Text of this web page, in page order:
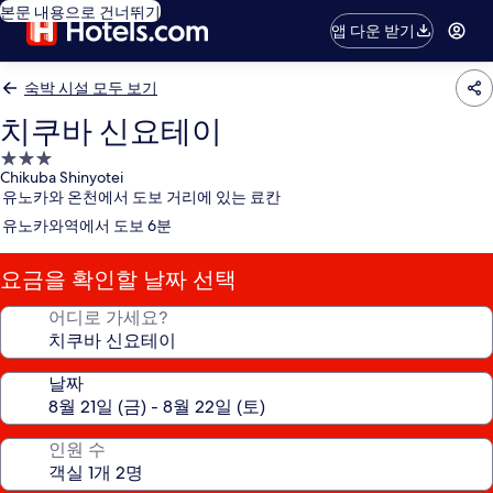
본문 내용으로 건너뛰기
앱 다운 받기
숙박 시설 모두 보기
치쿠바 신요테이
3.0
성
급
숙
박
시
설
Chikuba Shinyotei
유노카와 온천에서 도보 거리에 있는 료칸
유노카와역에서 도보 6분
요금을 확인할 날짜 선택
어디로 가세요?
날짜
인원 수